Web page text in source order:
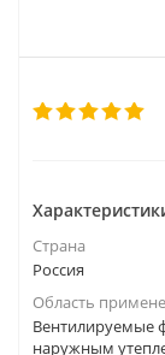
Страна
Россия
Область
Вентилируемые
наружным